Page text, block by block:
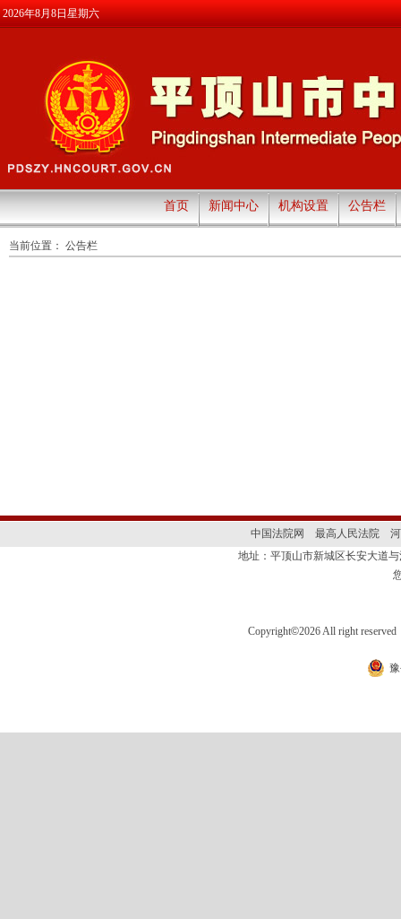
2026年8月8日星期六
首页 新闻中心 机构设置 公告栏
当前位置： 公告栏
中国法院网 最高人民法院
地址：平顶山市新城区长安大
Copyright©2026 All right